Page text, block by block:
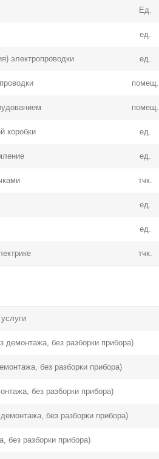
Ед.
ед.
электропроводки ед.
помещ.
помещ.
коробки ед.
ед.
тчк.
ед.
ед.
тчк.
без разборки прибора)
без разборки прибора)
без разборки прибора)
без разборки прибора)
без разборки прибора)